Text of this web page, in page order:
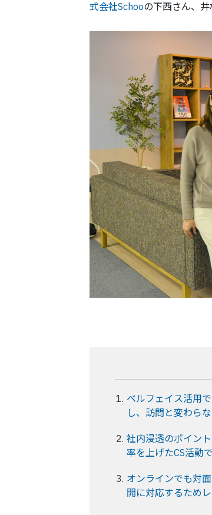
式会社Schooの下西さん、井
ベルフェイス活用
し、訪問と変わら
社内浸透のポイン
率を上げたCS活動
オンラインでも対
開に対応するため